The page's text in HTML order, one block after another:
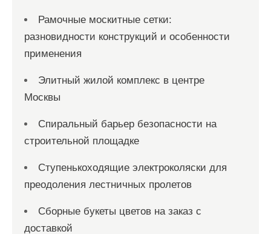
Рамочные москитные сетки:
разновидности конструкций и особенности
применения
Элитный жилой комплекс в центре
Москвы
Спиральный барьер безопасности на
строительной площадке
Ступенькоходящие электроколяски для
преодоления лестничных пролетов
Сборные букеты цветов на заказ с
доставкой